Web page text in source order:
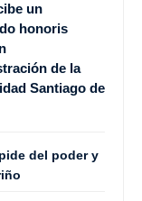
un
honoris
de la
Santiago de
del poder y